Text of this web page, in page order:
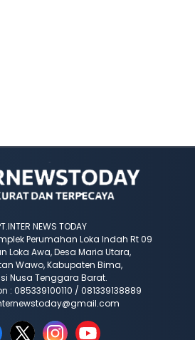
NEWS TODAY
Perumahan Loka Indah Rt 09
Loka Awa, Desa Maria Utara,
Wawo, Kabupaten Bima,
Nusa Tenggara Barat.
: 085339100110 / 081339138889